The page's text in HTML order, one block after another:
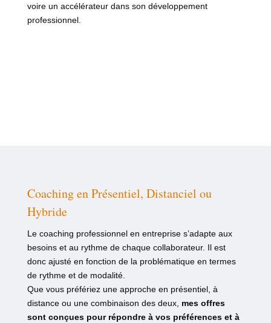
voire un accélérateur dans son développement
professionnel.
Coaching en Présentiel, Distanciel ou
Hybride
Le coaching professionnel en entreprise s’adapte aux
besoins et au rythme de chaque collaborateur. Il est
donc ajusté en fonction de la problématique en termes
de rythme et de modalité.
Que vous préfériez une approche en présentiel, à
distance ou une combinaison des deux, mes offres
sont conçues pour répondre à vos préférences et à